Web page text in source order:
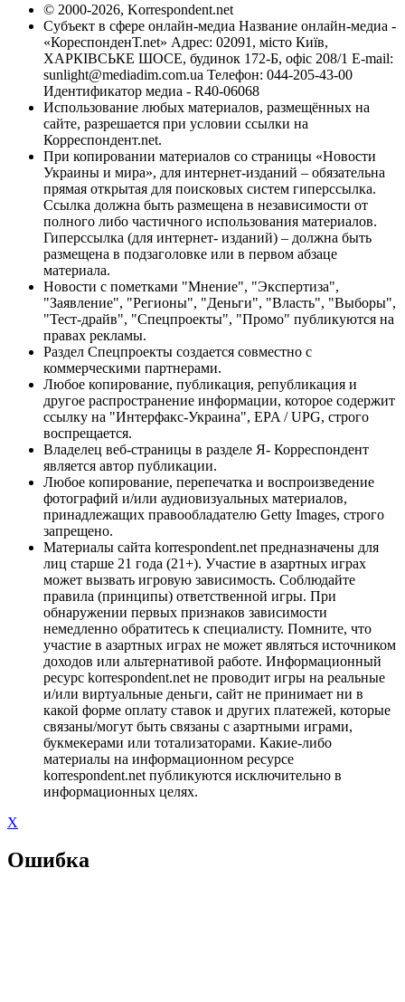
© 2000-2026, Korrespondent.net
Субъект в сфере онлайн-медиа Название онлайн-медиа -
«КореспонденТ.net» Адрес: 02091, місто Київ,
ХАРКІВСЬКЕ ШОСЕ, будинок 172-Б, офіс 208/1 E-mail:
sunlight@mediadim.com.ua Телефон: 044-205-43-00
Идентификатор медиа - R40-06068
Использование любых материалов, размещённых на
сайте, разрешается при условии ссылки на
Корреспондент.net.
При копировании материалов со страницы «Новости
Украины и мира», для интернет-изданий – обязательна
прямая открытая для поисковых систем гиперссылка.
Ссылка должна быть размещена в независимости от
полного либо частичного использования материалов.
Гиперссылка (для интернет- изданий) – должна быть
размещена в подзаголовке или в первом абзаце
материала.
Новости с пометками "Мнение", "Экспертиза",
"Заявление", "Регионы", "Деньги", "Власть", "Выборы",
"Тест-драйв", "Спецпроекты", "Промо" публикуются на
правах рекламы.
Раздел Спецпроекты создается совместно с
коммерческими партнерами.
Любое копирование, публикация, републикация и
другое распространение информации, которое содержит
ссылку на "Интерфакс-Украина", EPA / UPG, строго
воспрещается.
Владелец веб-страницы в разделе Я- Корреспондент
является автор публикации.
Любое копирование, перепечатка и воспроизведение
фотографий и/или аудиовизуальных материалов,
принадлежащих правообладателю Getty Images, строго
запрещено.
Материалы сайта korrespondent.net предназначены для
лиц старше 21 года (21+). Участие в азартных играх
может вызвать игровую зависимость. Соблюдайте
правила (принципы) ответственной игры. При
обнаружении первых признаков зависимости
немедленно обратитесь к специалисту. Помните, что
участие в азартных играх не может являться источником
доходов или альтернативой работе. Информационный
ресурс korrespondent.net не проводит игры на реальные
и/или виртуальные деньги, сайт не принимает ни в
какой форме оплату ставок и других платежей, которые
связаны/могут быть связаны с азартными играми,
букмекерами или тотализаторами. Какие-либо
материалы на информационном ресурсе
korrespondent.net публикуются исключительно в
информационных целях.
X
Ошибка